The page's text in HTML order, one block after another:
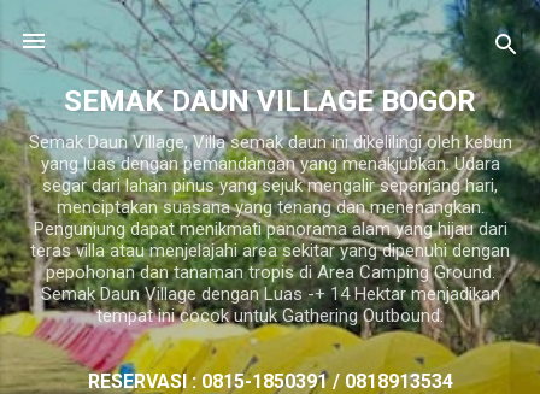
Langsung ke konten utama
SEMAK DAUN VILLAGE BOGOR
Semak Daun Village, Villa semak daun ini dikelilingi oleh kebun
yang luas dengan pemandangan yang menakjubkan. Udara
segar dari lahan pinus yang sejuk mengalir sepanjang hari,
menciptakan suasana yang tenang dan menenangkan.
Pengunjung dapat menikmati panorama alam yang hijau dari
teras villa atau menjelajahi area sekitar yang dipenuhi dengan
pepohonan dan tanaman tropis di Area Camping Ground.
Semak Daun Village dengan Luas -+ 14 Hektar menjadikan
tempat ini cocok untuk Gathering Outbound.
RESERVASI : 0815-1850391 / 0818913534